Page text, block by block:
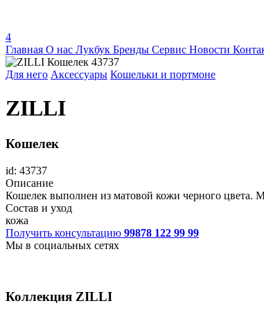
4
Главная О нас Лукбук Бренды Сервис Новости
Для него Аксессуары Кошельки и портмоне
ZILLI
Кошелек
id: 43737
Описание
Кошелек выполнен из матовой кожи черного цвета.
Состав и уход
кожа
Получить консультацию 99878 122 99 99
Мы в социальных сетях
Коллекция ZILLI